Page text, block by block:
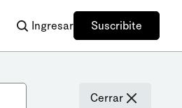
Ingresar Suscribite
Cerrar